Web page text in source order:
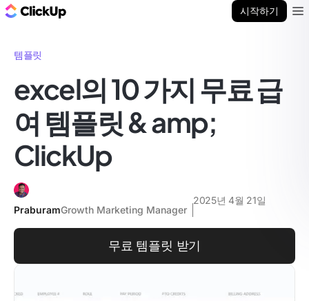
시작하기
템플릿
excel의 10 가지 무료 급
여 템플릿 & amp;
ClickUp
PraburamGrowth Marketing Manager
2025년 4월 21일
무료 템플릿 받기